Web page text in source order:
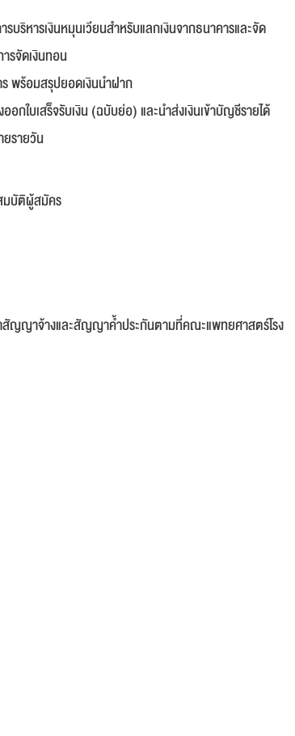
ริหารเงินหมุนเวียนสำหรับแลกเงินจากธนาคารและจัด
รจัดเงินทอน
ร พร้อมสรุปยอดเงินนำฝาก
กใบเสร็จรับเงิน (ฉบับย่อ) และนำส่งเงินเข้าบัญชีรายได้
รายวัน
มบัติผู้สมัคร
สัญญาจ้างและสัญญาค้ำประกันตามที่คณะแพทยศาสตร์โรง